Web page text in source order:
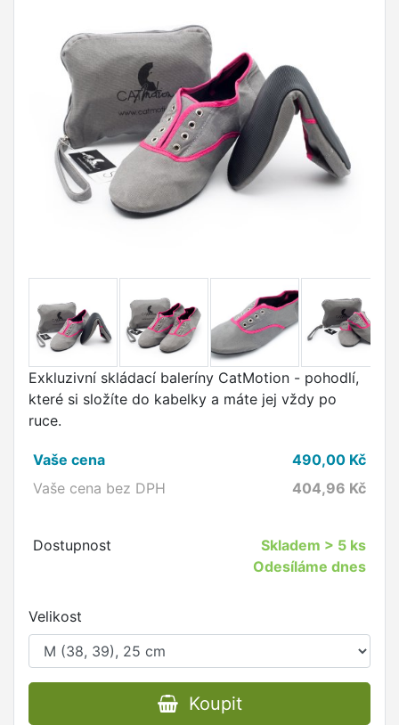
Exkluzivní skládací baleríny CatMotion - pohodlí,
které si složíte do kabelky a máte jej vždy po
ruce.
Vaše cena 490,00 Kč
Vaše cena bez DPH
404,96 Kč
Dostupnost Skladem > 5 ks
Odesíláme dnes
Velikost
Koupit